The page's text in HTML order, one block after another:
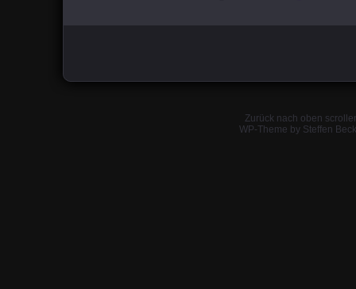
Zurück nach oben
WP-Theme by Steffen